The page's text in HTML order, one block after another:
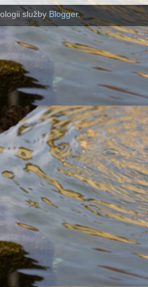
služby Blogger.